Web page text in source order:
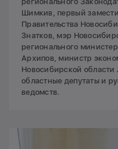
Шимкив, первый
Правительства
Знатков, мэр
регионального
Архипов, министр
Новосибирской
областные депутаты и
ведомств.